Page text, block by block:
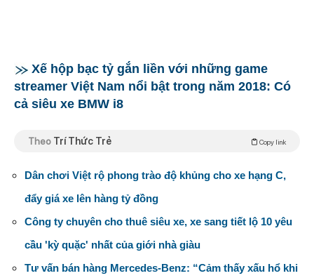
Xế hộp bạc tỷ gắn liền với những game
streamer Việt Nam nổi bật trong năm 2018: Có
cả siêu xe BMW i8
Theo Trí Thức Trẻ Copy link
Dân chơi Việt rộ phong trào độ khủng cho xe hạng C,
đẩy giá xe lên hàng tỷ đồng
Công ty chuyên cho thuê siêu xe, xe sang tiết lộ 10 yêu
cầu 'kỳ quặc' nhất của giới nhà giàu
Tư vấn bán hàng Mercedes-Benz: “Cảm thấy xấu hổ khi